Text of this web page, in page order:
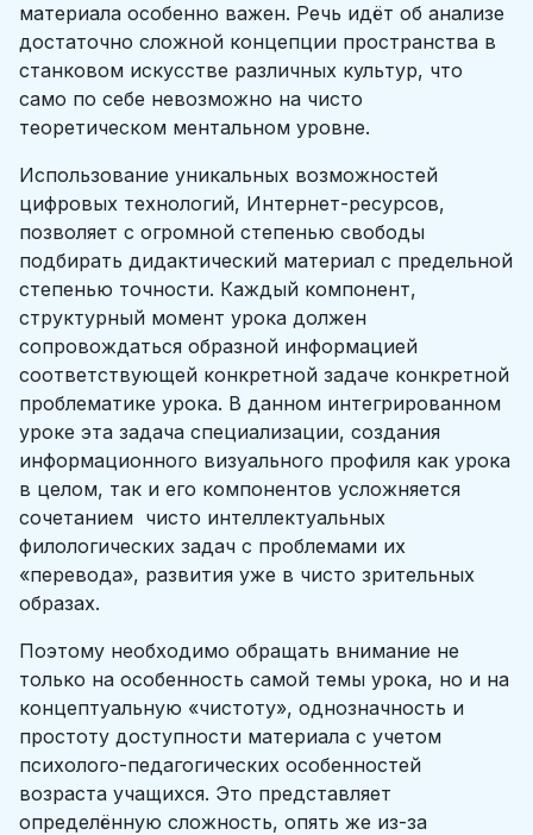
материала особенно важен. Речь идёт об анализе
достаточно сложной концепции пространства в
станковом искусстве различных культур, что
само по себе невозможно на чисто
теоретическом ментальном уровне.
Использование уникальных возможностей
цифровых технологий, Интернет-ресурсов,
позволяет с огромной степенью свободы
подбирать дидактический материал с предельной
степенью точности. Каждый компонент,
структурный момент урока должен
сопровождаться образной информацией
соответствующей конкретной задаче конкретной
проблематике урока. В данном интегрированном
уроке эта задача специализации, создания
информационного визуального профиля как урока
в целом, так и его компонентов усложняется
сочетанием чисто интеллектуальных
филологических задач с проблемами их
«перевода», развития уже в чисто зрительных
образах.
Поэтому необходимо обращать внимание не
только на особенность самой темы урока, но и на
концептуальную «чистоту», однозначность и
простоту доступности материала с учетом
психолого-педагогических особенностей
возраста учащихся. Это представляет
определённую сложность, опять же из-за